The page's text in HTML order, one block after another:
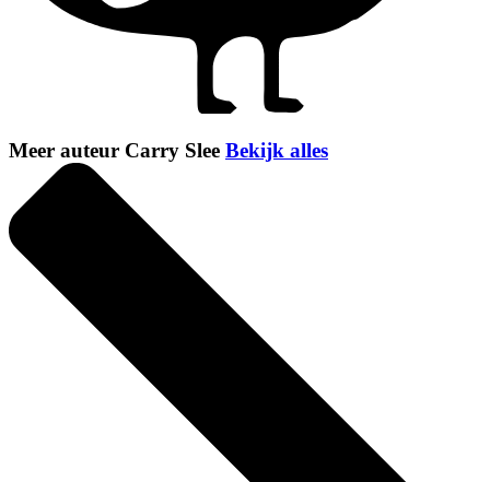
Meer auteur Carry Slee Bekijk alles